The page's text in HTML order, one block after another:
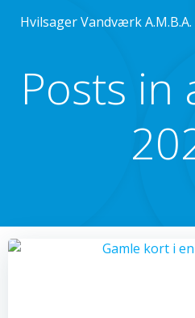
til
Hvilsager Vandværk A.M.B.A.
Posts in